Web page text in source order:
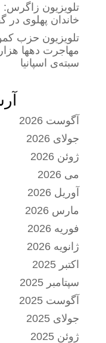
تلویزیون
خاندان پهلوی در
تلویزیون حزب
مهاجرت دهها
سبته‌ی اسپانیا
آگوست 2026
جولای 2026
ژوئن 2026
می 2026
آوریل 2026
مارس 2026
فوریه 2026
ژانویه 2026
اکتبر 2025
سپتامبر 2025
آگوست 2025
جولای 2025
ژوئن 2025